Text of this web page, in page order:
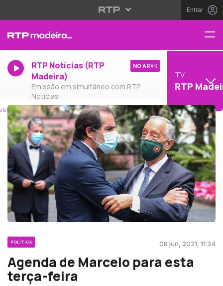
Entrar
RTP Notícias (RTP
Madeira)
Emissão em simultâneo com RTP
Notícias
NO AR
TV
RTP
POLÍTICA 08 jun, 2021, 11:34
Agenda de Marcelo para esta
terça-feira